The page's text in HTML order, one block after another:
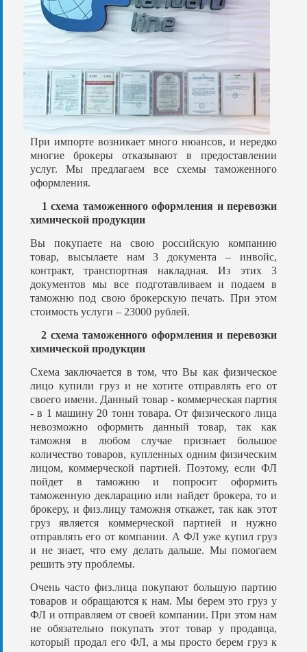
При импорте возникает много нюансов, и нередко
многие брокеры отказывают в предоставлении
услуг. Мы предлагаем все схемы таможенного
оформления.
1 схема таможенного оформления и перевозки
химической продукции
Вы покупаете на свою российскую компанию
товар, высылаете нам 3 документа – инвойс,
контракт, транспортная накладная. Из этих 3
документов мы все подготавливаем и подаем в
таможню под свою брокерскую печать. При этом
стоимость услуги – 23000 рублей.
2 схема таможенного оформления и перевозки
химической продукции
Схема заключается в том, что Вы как физическое
лицо купили груз и не хотите отправлять его от
своего имени. Данный товар - коммерческая партия
- в 1 машину 20 тонн товара. От физического лица
невозможно оформить данный товар, так как
таможня в любом случае признает большое
количество товаров, купленных одним физическим
лицом, коммерческой партией. Поэтому, если ФЛ
пойдет в таможню и попросит оформить
таможенную декларацию или найдет брокера, то и
брокеру, и физ.лицу таможня откажет, так как этот
груз является коммерческой партией и нужно
отправлять его от компании. А ФЛ уже купил груз
и не знает, что ему делать дальше. Мы помогаем
решить эту проблемы.
Очень часто физ.лица покупают большую партию
товаров и обращаются к нам. Мы берем это груз у
ФЛ и отправляем от своей компании. При этом нам
не обязательно покупать этот товар у продавца,
который продал его ФЛ, а мы просто берем груз к